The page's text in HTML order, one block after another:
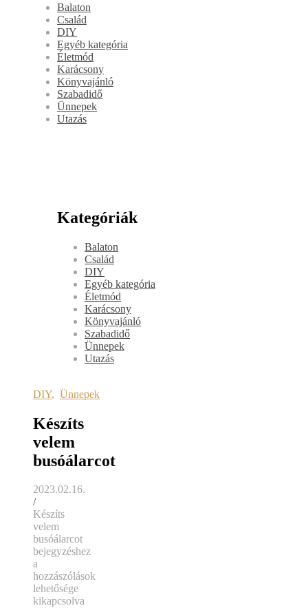
Balaton
Család
DIY
Egyéb kategória
Életmód
Karácsony
Könyvajánló
Szabadidő
Ünnepek
Utazás
Kategóriák
Balaton
Család
DIY
Egyéb kategória
Életmód
Karácsony
Könyvajánló
Szabadidő
Ünnepek
Utazás
DIY, Ünnepek
Készíts
velem
busóálarcot
2023.02.16.
/
Készíts
velem
busóálarcot
bejegyzéshez
a
hozzászólások
lehetősége
kikapcsolva